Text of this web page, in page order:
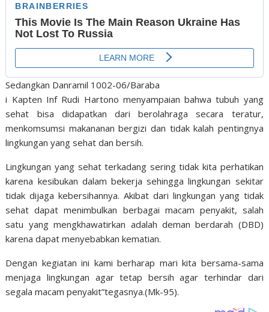
Sedangkan Danramil 1002-06/Baraba
i Kapten Inf Rudi Hartono menyampaian bahwa tubuh yang
sehat bisa didapatkan dari berolahraga secara teratur,
menkomsumsi makananan bergizi dan tidak kalah pentingnya
lingkungan yang sehat dan bersih.
Lingkungan yang sehat terkadang sering tidak kita perhatikan
karena kesibukan dalam bekerja sehingga lingkungan sekitar
tidak dijaga kebersihannya. Akibat dari lingkungan yang tidak
sehat dapat menimbulkan berbagai macam penyakit, salah
satu yang mengkhawatirkan adalah deman berdarah (DBD)
karena dapat menyebabkan kematian.
Dengan kegiatan ini kami berharap mari kita bersama-sama
menjaga lingkungan agar tetap bersih agar terhindar dari
segala macam penyakit”tegasnya.(Mk-95).